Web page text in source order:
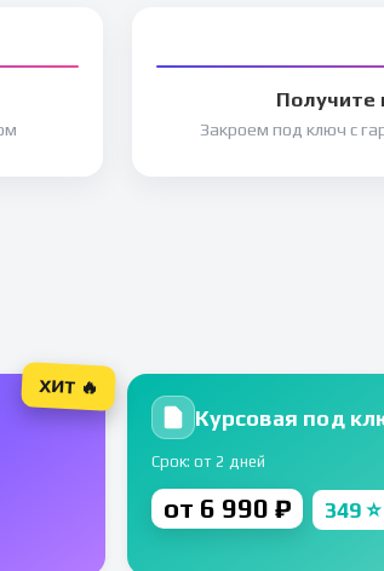
Закроем под ключ с
ХИТ 🔥
Курсовая под
Срок: от 2 дней
от 6 990 ₽ 349 ⭐